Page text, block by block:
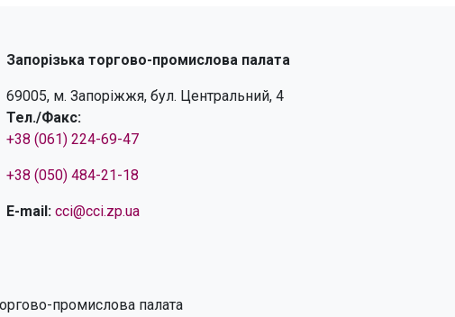
Запорізька торгово-промислова палата
69005, м. Запоріжжя, бул. Центральний, 4
Тел./Факс:
+38 (061) 224-69-47
+38 (050) 484-21-18
E-mail: cci@cci.zp.ua
промислова палата